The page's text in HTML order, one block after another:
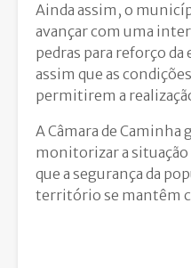
Ainda assim, o
avançar com uma
pedras para reforço da
assim que as
permitirem a
A Câmara de
monitorizar a
que a segurança da
território se mantêm